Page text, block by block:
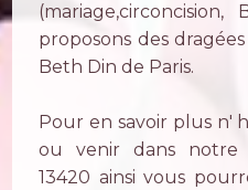
proposons des
Beth Din de Paris.
Pour en savoir plus n'
ou venir dans notre
13420 ainsi vous